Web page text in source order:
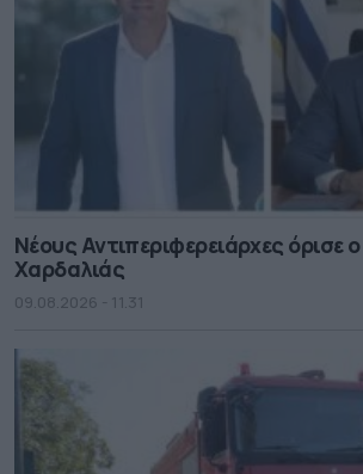
Νέους Αντιπεριφερειάρχες όρισε
Χαρδαλιάς
09.08.2026 - 11.31